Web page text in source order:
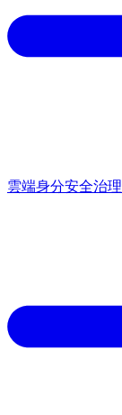
雲端身分安全治理